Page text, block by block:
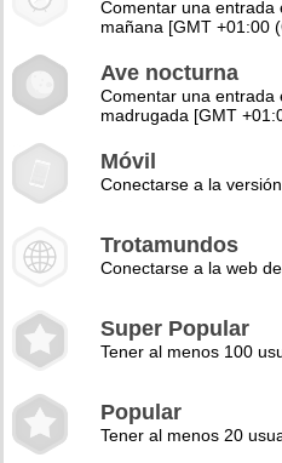
Comentar una entrada
mañana [GMT +01:00
Ave nocturna
Comentar una entrada
madrugada [GMT
Móvil
Conectarse a la
Trotamundos
Conectarse a la web
Super Popular
Tener al menos 100
Popular
Tener al menos 20